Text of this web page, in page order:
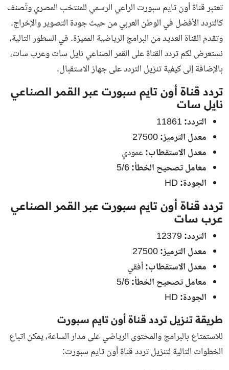
تعتبر قناة أون تايم سبورت الراعي الرسمي للمنتخب المصري وتُصنف
كالتردد الأفضل في الوطن العربي من حيث جودة التصوير والإخراج.
وتقدم القناة العديد من البرامج الرياضية المميزة. في السطور التالية،
نستعرض لكم تردد القناة على القمر الصناعي نايل سات وعرب سات،
بالإضافة إلى كيفية تنزيل التردد على جهاز الاستقبال.
تردد قناة أون تايم سبورت عبر القمر الصناعي
نايل سات
التردد:
معدل الترميز:
معدل الاستقطاب:عمودي
معامل تصحيح الخطأ:
الجودة:
تردد قناة أون تايم سبورت عبر القمر الصناعي
عرب سات
التردد:
معدل الترميز:
معدل الاستقطاب:أفقي
معامل تصحيح الخطأ:
الجودة:
طريقة تنزيل تردد قناة أون تايم سبورت
للاستمتاع بالبرامج والمحتوى الرياضي على مدار الساعة، يمكن اتباع
الخطوات التالية لتنزيل تردد قناة أون تايم سبورت: